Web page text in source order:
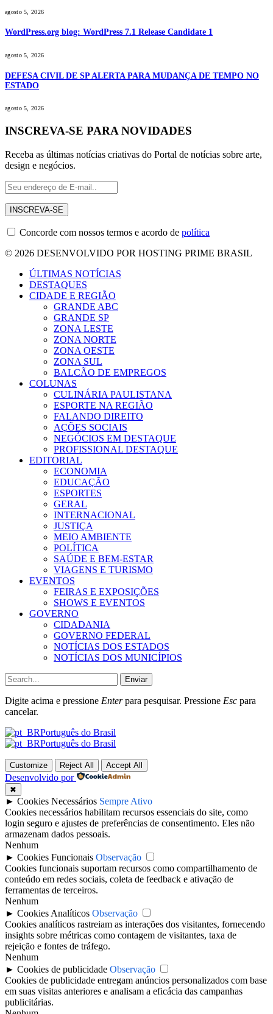
agosto 5, 2026
WordPress.org blog: WordPress 7.1 Release Candidate 1
agosto 5, 2026
DEFESA CIVIL DE SP ALERTA PARA MUDANÇA DE TEMPO NO
ESTADO
agosto 5, 2026
INSCREVA-SE PARA NOVIDADES
Receba as últimas notícias criativas do Portal de notícias sobre arte,
design e negócios.
Concorde com nossos termos e acordo de política
© 2026 DESENVOLVIDO POR HOSTING PRIME BRASIL
ÚLTIMAS NOTÍCIAS
DESTAQUES
CIDADE E REGIÃO
GRANDE ABC
GRANDE SP
ZONA LESTE
ZONA NORTE
ZONA OESTE
ZONA SUL
BALCÃO DE EMPREGOS
COLUNAS
CULINÁRIA PAULISTANA
ESPORTE NA REGIÃO
FALANDO DIREITO
AÇÕES SOCIAIS
NEGÓCIOS EM DESTAQUE
PROFISSIONAL DESTAQUE
EDITORIAL
ECONOMIA
EDUCAÇÃO
ESPORTES
GERAL
INTERNACIONAL
JUSTIÇA
MEIO AMBIENTE
POLÍTICA
SAÚDE E BEM-ESTAR
VIAGENS E TURISMO
EVENTOS
FEIRAS E EXPOSIÇÕES
SHOWS E EVENTOS
GOVERNO
CIDADANIA
GOVERNO FEDERAL
NOTÍCIAS DOS ESTADOS
NOTÍCIAS DOS MUNICÍPIOS
Enviar
Digite acima e pressione Enterpara pesquisar. Pressione Esc para
cancelar.
Português do Brasil
Português do Brasil
Customize Reject All Accept All
Desenvolvido por
✖
► Cookies Necessários Sempre Ativo
Cookies necessários habilitam recursos essenciais do site, como
login seguro e ajustes de preferências de consentimento. Eles não
armazenam dados pessoais.
Nenhum
► Cookies Funcionais Observação
Cookies funcionais suportam recursos como compartilhamento de
conteúdo em redes sociais, coleta de feedback e ativação de
ferramentas de terceiros.
Nenhum
► Cookies Analíticos Observação
Cookies analíticos rastreiam as interações dos visitantes, fornecendo
insights sobre métricas como contagem de visitantes, taxa de
rejeição e fontes de tráfego.
Nenhum
► Cookies de publicidade Observação
Cookies de publicidade entregam anúncios personalizados com base
em suas visitas anteriores e analisam a eficácia das campanhas
publicitárias.